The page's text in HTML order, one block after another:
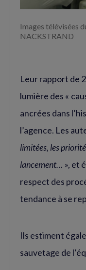
Images télévisées
NACKSTRAND
Leur rapport de
lumière des «
ancrées dans
l’agence. Les
limitées, les
lancement… », et
respect des
tendance à se
Ils estiment
sauvetage de